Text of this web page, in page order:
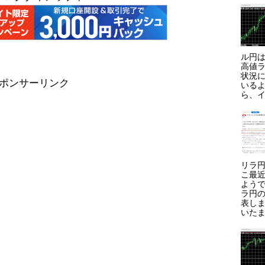
ンサーリンク
ル円
高値
状況
いる
ら、
リラ
こ最
よう
ラ円
表し
いた